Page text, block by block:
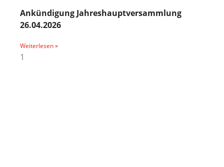
Ankündigung Jahreshauptversammlung
26.04.2026
Weiterlesen »